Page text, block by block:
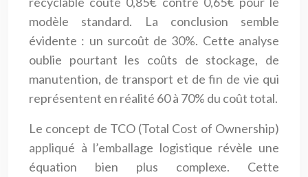
modèle standard. La conclusion semble
évidente : un surcoût de 30%. Cette analyse
oublie pourtant les coûts de stockage, de
manutention, de transport et de fin de vie qui
représentent en réalité 60 à 70% du coût total.
Le concept de TCO (Total Cost of Ownership)
appliqué à l’emballage logistique révèle une
équation bien plus complexe. Cette